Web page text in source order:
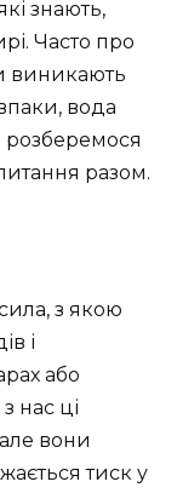
знають,
Часто про
виникають
вода
розберемося
разом.
з якою
і
або
нас ці
вони
тиск у